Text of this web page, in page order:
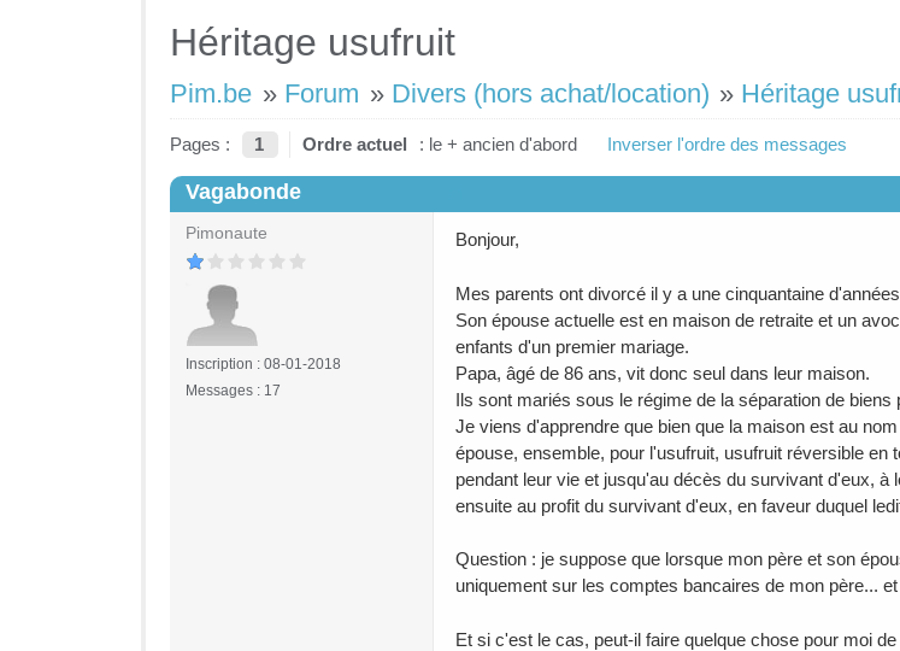
Héritage usufruit
Pim.be » Forum » Divers (hors achat/location) » Héritage
Pages : 1 Ordre actuel : le + ancien d'abord Inverser l'ordre des messages
Vagabonde
Pimonaute
Inscription : 08-01-2018
Messages : 17
Bonjour,
Mes parents ont divorcé il y a une cinquantaine
Son épouse actuelle est en maison de retraite et un
enfants d'un premier mariage.
Papa, âgé de 86 ans, vit donc seul dans leur maison.
Ils sont mariés sous le régime de la séparation de biens
Je viens d'apprendre que bien que la maison est au
épouse, ensemble, pour l'usufruit, usufruit réversible
pendant leur vie et jusqu'au décès du survivant d'eux,
ensuite au profit du survivant d'eux, en faveur duquel
Question : je suppose que lorsque mon père et son
uniquement sur les comptes bancaires de mon père...
Et si c'est le cas, peut-il faire quelque chose pour moi